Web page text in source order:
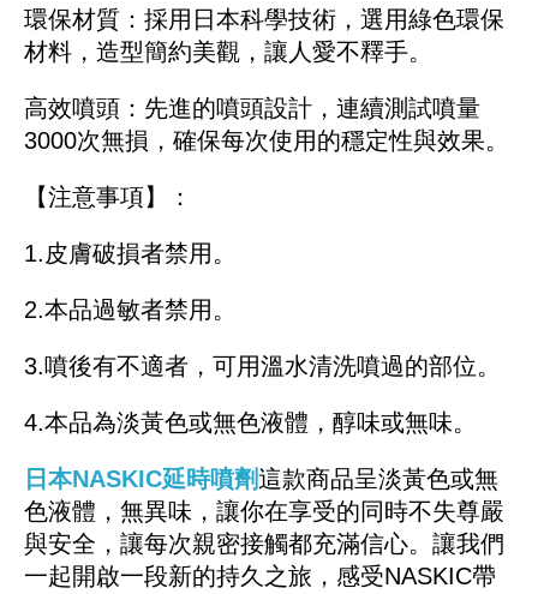
環保材質：採用日本科學技術，選用綠色環保
材料，造型簡約美觀，讓人愛不釋手。
高效噴頭：先進的噴頭設計，連續測試噴量
3000次無損，確保每次使用的穩定性與效果。
【注意事項】：
1.皮膚破損者禁用。
2.本品過敏者禁用。
3.噴後有不適者，可用溫水清洗噴過的部位。
4.本品為淡黃色或無色液體，醇味或無味。
日本NASKIC延時噴劑這款商品呈淡黃色或無
色液體，無異味，讓你在享受的同時不失尊嚴
與安全，讓每次親密接觸都充滿信心。讓我們
一起開啟一段新的持久之旅，感受NASKIC帶